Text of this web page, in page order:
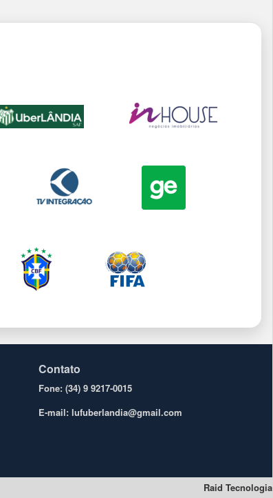
Contato
Fone: (34) 9 9217-0015
E-mail: lufuberlandia@gmail.com
Raid Tecnologia